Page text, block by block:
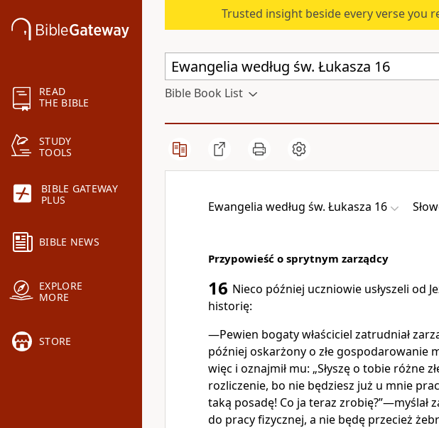
READ
THE BIBLE
STUDY
TOOLS
BIBLE GATEWAY
PLUS
BIBLE NEWS
EXPLORE
MORE
STORE
Trusted insight beside every verse you
Bible Book List
Ewangelia według św. Łukasza 16
Przypowieść o sprytnym zarządcy
16 Nieco później uczniowie usłyszeli od
historię:
—Pewien bogaty właściciel zatrudniał
później oskarżony o złe gospodarowanie
więc i oznajmił mu: „Słyszę o tobie różne
rozliczenie, bo nie będziesz już u mnie
taką posadę! Co ja teraz zrobię?”—myślał
do pracy fizycznej, a nie będę przecież